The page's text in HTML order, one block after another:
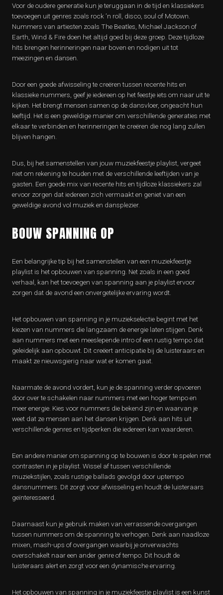
Voor de oudere generatie kun je teruggaan in de tijd en klassiekers
toevoegen uit genres zoals rock ’n roll, disco, soul of Motown.
Nummers van artiesten zoals The Beatles, Michael Jackson of
Earth, Wind & Fire doen het altijd goed bij deze groep. Deze tijdloze
hits brengen herinneringen naar boven en nodigen uit tot
meezingen en dansen.
Door een goede afwisseling te creëren tussen recente hits en
klassieke nummers, geef je iedereen op het feestje iets om naar uit te
kijken. Het brengt mensen samen op de dansvloer, ongeacht hun
leeftijd. Het is een geweldige manier om verschillende generaties met
elkaar te verbinden en herinneringen te creëren die nog lang zullen
blijven hangen.
Dus, bij het samenstellen van jouw muziekfeestje playlist, vergeet
niet om rekening te houden met de verschillende leeftijden van je
gasten. Een goede mix van recente hits en tijdloze klassiekers zal
ervoor zorgen dat iedereen zich vermaakt en geniet van een
geweldige avond vol muziek en dansplezier.
BOUW SPANNING OP
Een belangrijke tip bij het samenstellen van een muziekfeestje
playlist is het opbouwen van spanning. Net zoals in een goed
verhaal, kan het toevoegen van spanning aan je playlist ervoor
zorgen dat de avond een onvergetelijke ervaring wordt.
Het opbouwen van spanning in je muziekselectie begint met het
kiezen van nummers die langzaam de energie laten stijgen. Denk
aan nummers met een meeslepende intro of een rustig tempo dat
geleidelijk aan opbouwt. Dit creëert anticipatie bij de luisteraars en
maakt ze nieuwsgierig naar wat er komen gaat.
Naarmate de avond vordert, kun je de spanning verder opvoeren
door over te schakelen naar nummers met een hoger tempo en
meer energie. Kies voor nummers die bekend zijn en waarvan je
weet dat ze mensen aan het dansen krijgen. Denk aan hits uit
verschillende genres en tijdperken die iedereen kan waarderen.
Een andere manier om spanning op te bouwen is door te spelen met
contrasten in je playlist. Wissel af tussen verschillende
muziekstijlen, zoals rustige ballads gevolgd door uptempo
dansnummers. Dit zorgt voor afwisseling en houdt de luisteraars
geïnteresseerd.
Daarnaast kun je gebruik maken van verrassende overgangen
tussen nummers om de spanning te verhogen. Denk aan naadloze
mixen, mash-ups of overgangen waarbij je onverwachts
overschakelt naar een ander genre of tempo. Dit houdt de
luisteraars alert en zorgt voor een dynamische ervaring.
Het opbouwen van spanning in je muziekfeestje playlist is een kunst